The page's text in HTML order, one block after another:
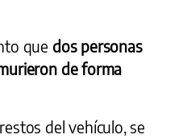
que dos personas
de forma
del vehículo, se